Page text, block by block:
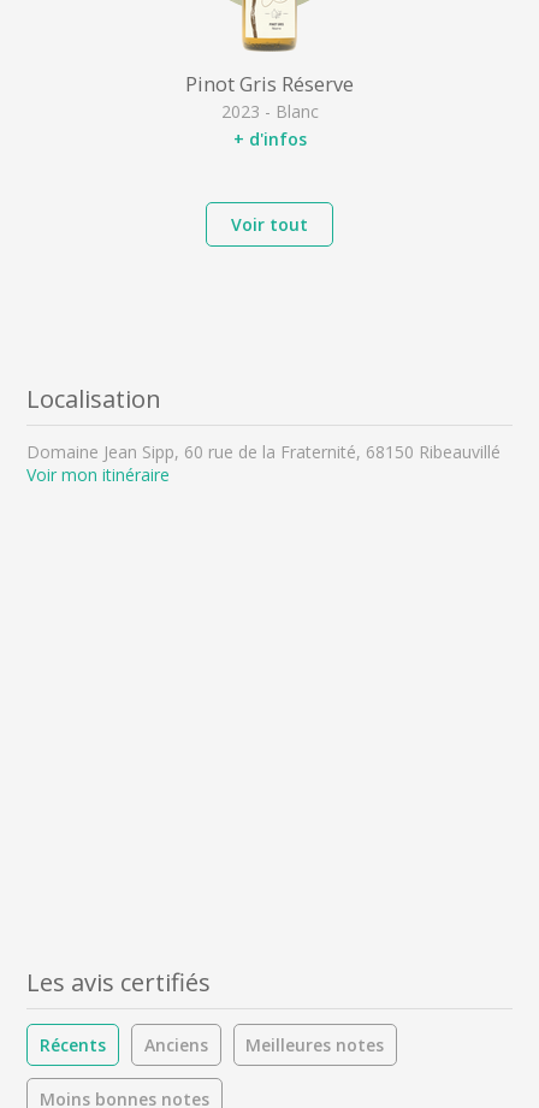
Pinot Gris Réserve
2023 - Blanc
+ d'infos
Voir tout
Localisation
Domaine Jean Sipp, 60 rue de la Fraternité, 68150 Ribeauvillé
Voir mon itinéraire
Les avis certifiés
Récents Anciens Meilleures notes
Moins bonnes notes